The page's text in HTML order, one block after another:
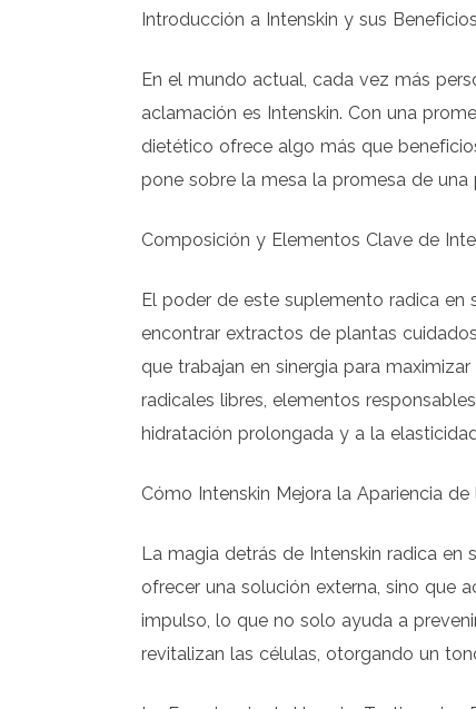
Introducción a Intenskin y sus
En el mundo actual, cada vez más
aclamación es Intenskin. Con una
dietético ofrece algo más que
pone sobre la mesa la promesa de una
Composición y Elementos Clave de
El poder de este suplemento radica
encontrar extractos de plantas
que trabajan en sinergia para
radicales libres, elementos
hidratación prolongada y a la
Cómo Intenskin Mejora la Apariencia de
La magia detrás de Intenskin radica en
ofrecer una solución externa, sino que
impulso, lo que no solo ayuda a
revitalizan las células, otorgando un